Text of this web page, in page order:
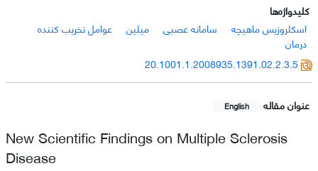
کلیدواژه‌ها
اسکلروزیس ماهیچه
سامانه عصبی میلین
عوامل تخریب کننده
درمان
20.1001.1.2008935.1391.02.2.3.5
عنوان مقاله English
New Scientific Findings on Multiple Sclerosis
Disease